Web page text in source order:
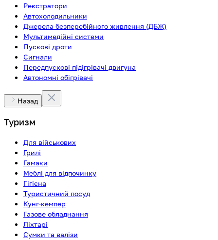
Реєстратори
Автохолодильники
Джерела безперебійного живлення (ДБЖ)
Мультимедійні системи
Пускові дроти
Сигнали
Передпускові підігрівачі двигуна
Автономні обігрівачі
Назад
Туризм
Для військових
Грилі
Гамаки
Меблі для відпочинку
Гігієна
Туристичний посуд
Кунг-кемпер
Газове обладнання
Ліхтарі
Сумки та валізи